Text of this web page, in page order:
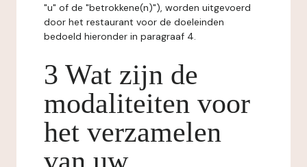
"u" of de "betrokkene(n)"), worden uitgevoerd
door het restaurant voor de doeleinden
bedoeld hieronder in paragraaf 4.
3 Wat zijn de
modaliteiten voor
het verzamelen